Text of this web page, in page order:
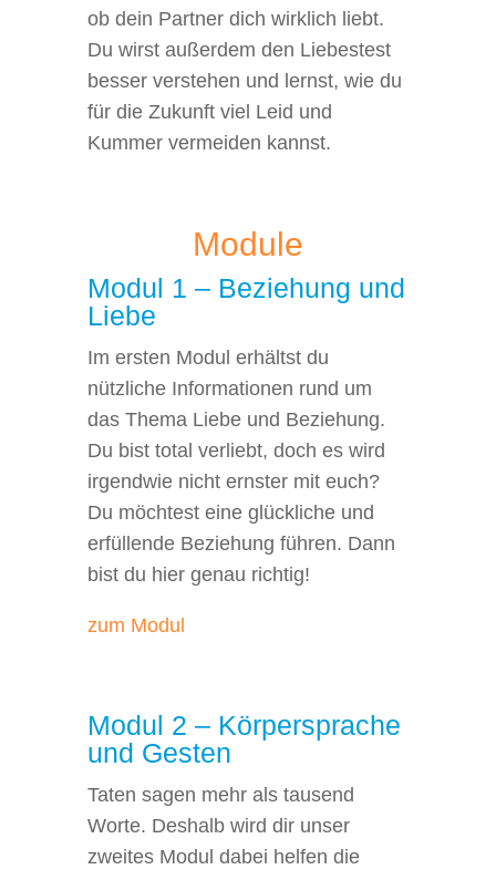
ob dein Partner dich wirklich liebt.
Du wirst außerdem den Liebestest
besser verstehen und lernst, wie du
für die Zukunft viel Leid und
Kummer vermeiden kannst.
Module
Modul 1 – Beziehung und
Liebe
Im ersten Modul erhältst du
nützliche Informationen rund um
das Thema Liebe und Beziehung.
Du bist total verliebt, doch es wird
irgendwie nicht ernster mit euch?
Du möchtest eine glückliche und
erfüllende Beziehung führen. Dann
bist du hier genau richtig!
zum Modul
Modul 2 – Körpersprache
und Gesten
Taten sagen mehr als tausend
Worte. Deshalb wird dir unser
zweites Modul dabei helfen die